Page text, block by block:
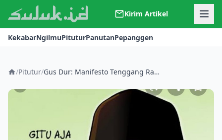
Kirim Artikel
Kerjasama
Kontak
KekabarNgilmuPituturPanutanPepanggen
/Pitutur/ Gus Dur: Manifesto Tenggang Rasa dan Jebakan Klise Fanatisme Atribut